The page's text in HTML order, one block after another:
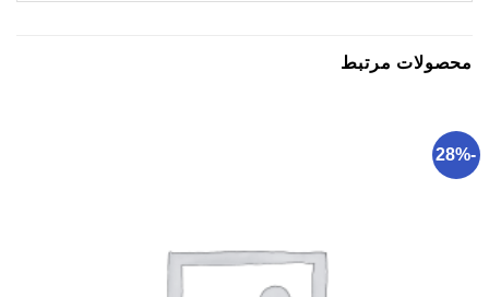
محصولات مرتبط
-28%